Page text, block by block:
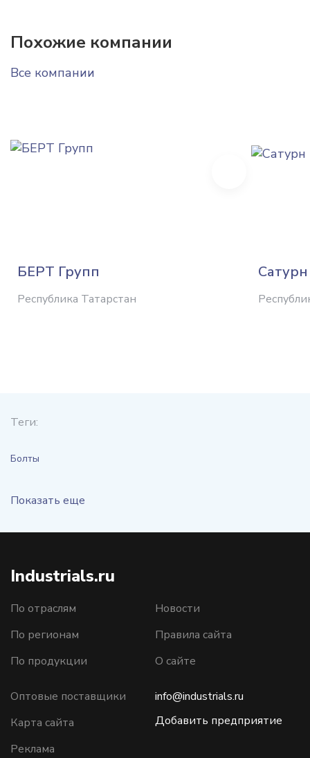
Похожие компании
Все компании
БЕРТ Групп
Республика Татарстан
Сатурн
Теги:
Болты
Показать еще
Industrials.ru
По отраслям
По регионам
По продукции
Новости
Правила сайта
О сайте
Оптовые поставщики
Карта сайта
Реклама
info@industrials.ru
Добавить предприятие